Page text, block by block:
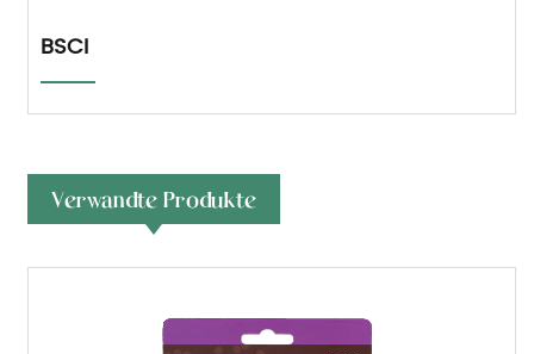
BSCI
Verwandte Produkte